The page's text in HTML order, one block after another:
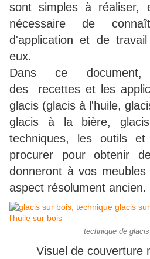
sont simples à réaliser,
nécessaire de
d'application et de
eux.
Dans ce document,
des recettes et les
glacis (glacis à l'huile,
glacis à la bière,
techniques, les outils
procurer pour obtenir
donneront à vos
aspect résolument ancien.
technique de
Visuel de couverture